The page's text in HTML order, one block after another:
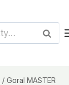
/ Goral MASTER